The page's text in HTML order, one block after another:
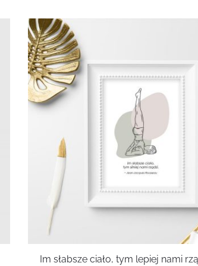
Im słabsze ciało, tym lepiej nami